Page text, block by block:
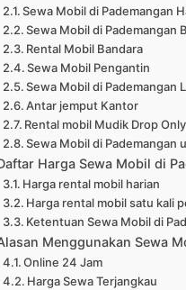
Sewa Mobil di Pademangan
Sewa Mobil di Pademangan
Rental Mobil Bandara
Sewa Mobil Pengantin
Sewa Mobil di Pademangan
Antar jemput Kantor
Rental mobil Mudik Drop
Sewa Mobil di Pademangan
Harga Sewa Mobil di
Harga rental mobil harian
Harga rental mobil satu kali
Ketentuan Sewa Mobil di
Menggunakan Sewa
Online 24 Jam
Harga Sewa Terjangkau